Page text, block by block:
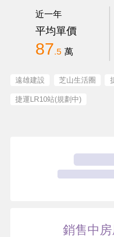
近一年
平均單價
87.5 萬
遠雄建設 芝山生活圈
捷運LR10站(規劃中)
銷售中